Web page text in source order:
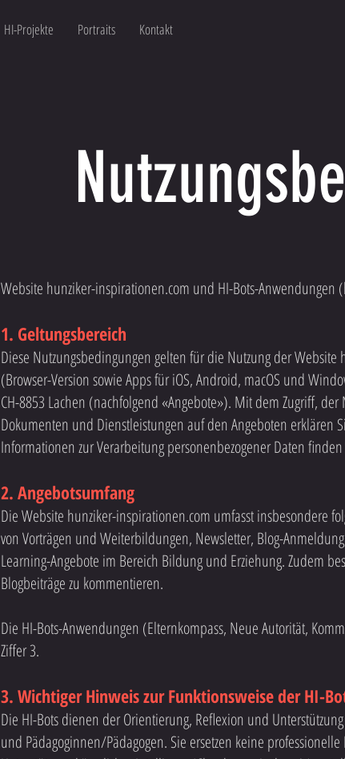
HI-Projekte Portraits Kontakt
Website hunziker-inspirationen.com und HI-Bots-
1. Geltungsbereich
Diese Nutzungsbedingungen gelten für die Nutzung der
(Browser-Version sowie Apps für iOS, Android, macOS und
CH-8853 Lachen (nachfolgend «Angebote»). Mit dem Zugriff,
Dokumenten und Dienstleistungen auf den Angeboten erklären
Informationen zur Verarbeitung personenbezogener Daten
2. Angebotsumfang
Die Website hunziker-inspirationen.com umfasst insbesondere
von Vorträgen und Weiterbildungen, Newsletter, Blog-
Learning-Angebote im Bereich Bildung und Erziehung. Zudem
Blogbeiträge zu kommentieren.
Die HI-Bots-Anwendungen (Elternkompass, Neue Autorität,
Ziffer 3.
3. Wichtiger Hinweis zur Funktionsweise der HI-
Die HI-Bots dienen der Orientierung, Reflexion und
und Pädagoginnen/Pädagogen. Sie ersetzen keine